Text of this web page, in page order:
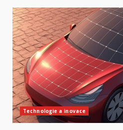
Technologie a inovace